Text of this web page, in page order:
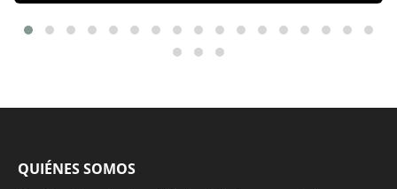
QUIÉNES SOMOS